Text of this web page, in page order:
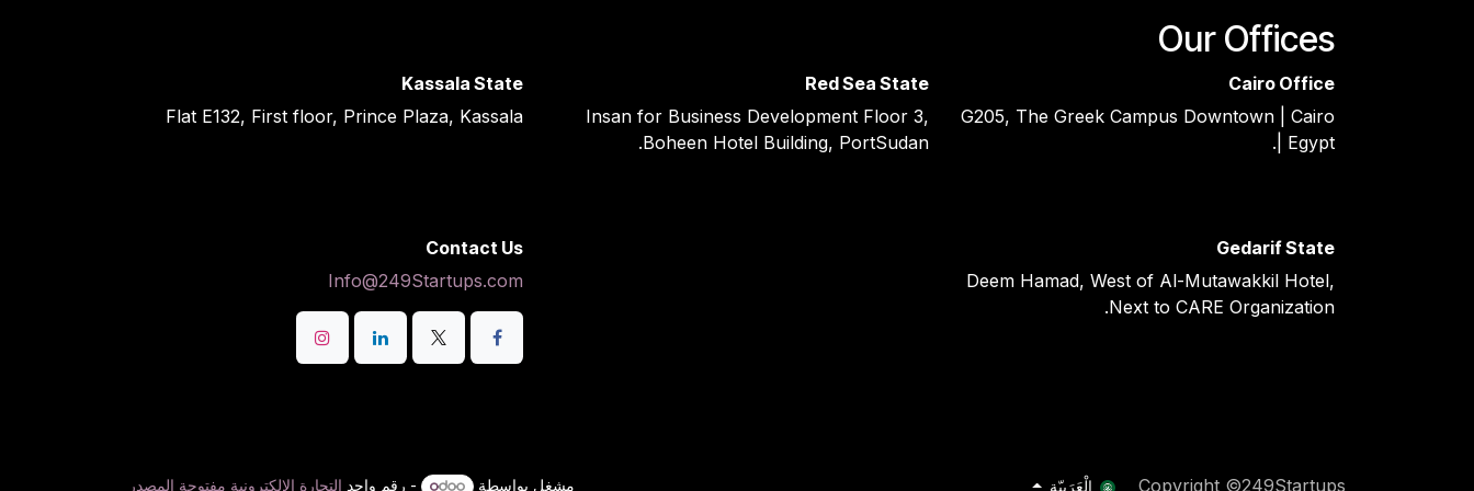
Our Offices
Cairo Office
G205, The Greek Campus Downtown | Cairo
| Egypt.
Red Sea State ​
Insan for Business Development Floor 3,
Boheen Hotel Building, PortSudan.
Kassala State
Flat E132, First floor, Prince Plaza, Kassala
Gedarif State
Deem Hamad, West of Al-Mutawakkil Hotel,
Next to CARE Organization.
Contact Us
Info@249Startups.com
Copyright ©249Startups الْعَرَبيّة مشغل بواسطة - رقم واحد التجارة الإلكترونية مفتوحة المصدر